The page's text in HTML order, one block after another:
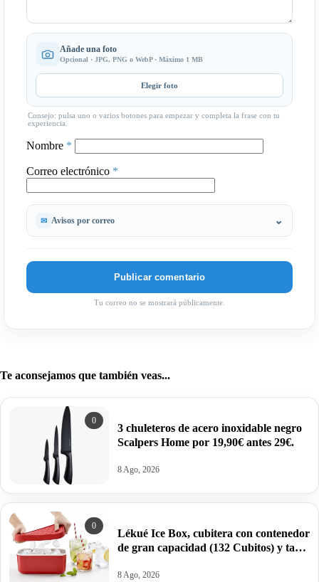
Añade una foto
Opcional · JPG, PNG o WebP · Máximo 1 MB
Elegir foto
Consejo: pulsa uno o varios botones para empezar y completa la frase con tu
experiencia.
Nombre *
Correo electrónico *
Avisos por correo
Tu correo no se mostrará públicamente.
Te aconsejamos que también veas...
0
3 chuleteros de acero inoxidable negro
Scalpers Home por 19,90€ antes 29€.
8 Ago, 2026
0
Lékué Ice Box, cubitera con contenedor
de gran capacidad (132 Cubitos) y tapa
8 Ago, 2026